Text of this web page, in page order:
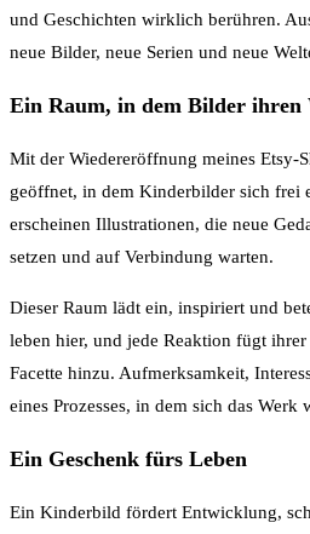
und Geschichten wirklich berühren.
neue Bilder, neue Serien und neue
Ein Raum, in dem Bilder ihren
Mit der Wiedereröffnung meines Etsy-
geöffnet, in dem Kinderbilder sich frei
erscheinen Illustrationen, die neue
setzen und auf Verbindung warten.
Dieser Raum lädt ein, inspiriert und
leben hier, und jede Reaktion fügt
Facette hinzu. Aufmerksamkeit,
eines Prozesses, in dem sich das Werk
Ein Geschenk fürs Leben
Ein Kinderbild fördert Entwicklung,